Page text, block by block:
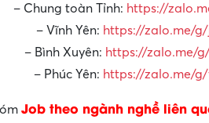
– Chung toàn Tỉnh: https://
– Vĩnh Yên: https://zalo.me/
– Bình Xuyên: https://zalo.me/
– Phúc Yên: https://zalo.me/
Job theo ngành nghề liên